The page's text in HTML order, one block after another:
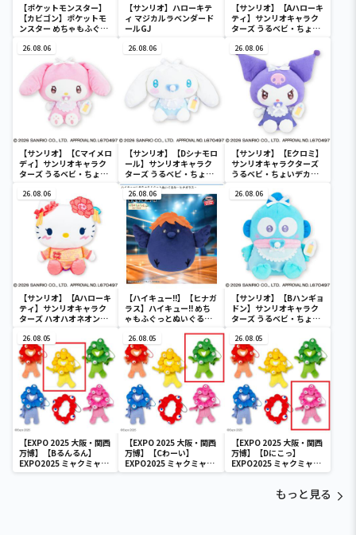
【ポケットモンスター】
【カビゴン】ポケットモ
ンスター めちゃもふぐっ
ぐるみ～カビゴン～
【サンリオ】ハローキテ
ィ マジカルラベンダード
ールGJ
【サンリオ】【Aハローキ
ティ】サンリオキャラク
ターズ うるベビ・ちょい
26.08.06
【サンリオ】【Cマイメロ
ディ】サンリオキャラク
ターズ うるベビ・ちょい
26.08.06
【サンリオ】【Dシナモロ
ール】サンリオキャラク
ターズ うるベビ・ちょい
デカドール
26.08.06
【サンリオ】【Eクロミ】
サンリオキャラクターズ
うるベビ・ちょいデカド
26.08.06
【サンリオ】【Aハローキ
ティ】サンリオキャラク
ターズ ハオハオネオンタ
26.08.06
【ハイキュー!!】【ヒナガ
ラス】ハイキュー!! めち
ゃもふぐっとぬいぐるみ
26.08.06
【サンリオ】【Bハンギョ
ドン】サンリオキャラク
ターズ うるベビ・ちょい
26.08.05
【EXPO 2025 大阪・関西
万博】【Bるんるん】
EXPO2025 ミャクミャク
カラフルゴム紐付きぬい
26.08.05
【EXPO 2025 大阪・関西
万博】【Cわーい】
EXPO2025 ミャクミャク
カラフルゴム紐付きぬい
26.08.05
【EXPO 2025 大阪・関西
万博】【Dにこっ】
EXPO2025 ミャクミャク
カラフルゴム紐付きぬい
もっと見る